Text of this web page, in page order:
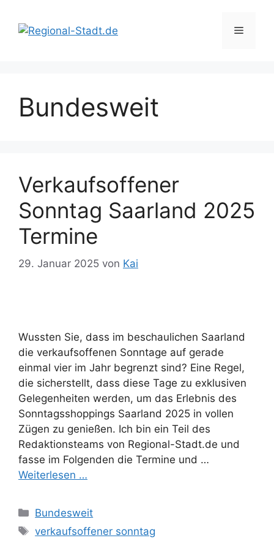
Inhalt
springen
Menü
Bundesweit
Verkaufsoffener
Sonntag Saarland 2025
Termine
29. Januar 2025 von Kai
Wussten Sie, dass im beschaulichen Saarland
die verkaufsoffenen Sonntage auf gerade
einmal vier im Jahr begrenzt sind? Eine Regel,
die sicherstellt, dass diese Tage zu exklusiven
Gelegenheiten werden, um das Erlebnis des
Sonntagsshoppings Saarland 2025 in vollen
Zügen zu genießen. Ich bin ein Teil des
Redaktionsteams von Regional-Stadt.de und
fasse im Folgenden die Termine und …
Weiterlesen …
Kategorien
Bundesweit
Schlagwörter
verkaufsoffener sonntag